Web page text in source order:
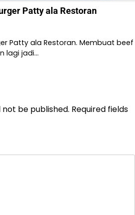
Patty ala Restoran
Patty ala Restoran. Membuat beef
lagi jadi…
not be published. Required fields